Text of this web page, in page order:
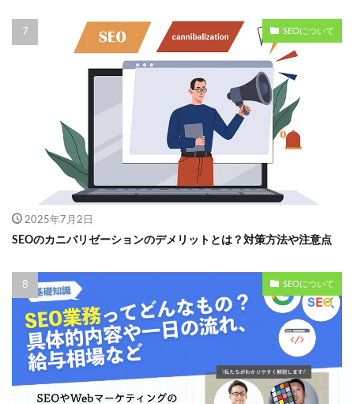
SEOについて
2025年7月2日
SEOのカニバリゼーションのデメリットとは？対策方法や注意点
SEOについて